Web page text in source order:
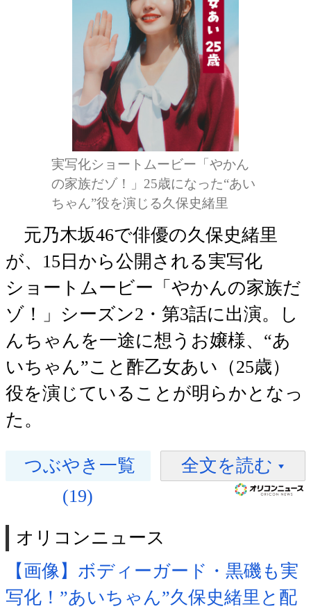
実写化ショートムービー「やかん
の家族だゾ！」25歳になった“あい
ちゃん”役を演じる久保史緒里
元乃木坂46で俳優の久保史緒里
が、15日から公開される実写化
ショートムービー「やかんの家族だ
ゾ！」シーズン2・第3話に出演。し
んちゃんを一途に想うお嬢様、“あ
いちゃん”こと酢乙女あい（25歳）
役を演じていることが明らかとなっ
た。
つぶやき一覧
(19)
全文を読む
オリコンニュース
【画像】ボディーガード・黒磯も実
写化！”あいちゃん”久保史緒里と配